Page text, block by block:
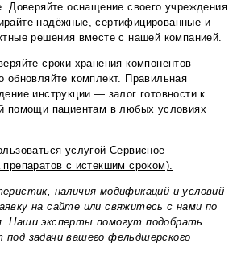
Доверяйте оснащение своего учреждения
надёжные, сертифицированные и
решения вместе с нашей компанией.
сроки хранения компонентов
обновляйте комплект. Правильная
инструкции — залог готовности к
помощи пациентам в любых условиях
услугой Сервисное
с истекшим сроком).
наличия модификаций и условий
на сайте или свяжитесь с нами по
Наши эксперты помогут подобрать
задачи вашего фельдшерского